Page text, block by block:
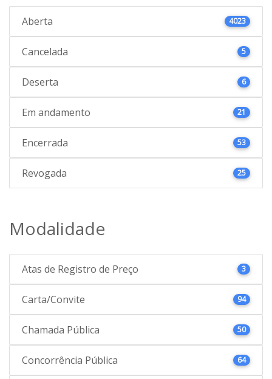
Aberta 4023
Cancelada 5
Deserta 6
Em andamento 21
Encerrada 53
Revogada 25
Modalidade
Atas de Registro de Preço 3
Carta/Convite 94
Chamada Pública 50
Concorrência Pública 64